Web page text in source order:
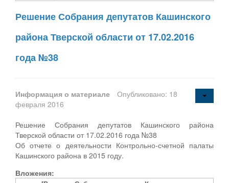
Решение Собрания депутатов Кашинского
района Тверской области от 17.02.2016
года №38
Информация о материале
Опубликовано: 18
февраля 2016
Решение Собрания депутатов Кашинского района
Тверской области от 17.02.2016 года №38
Об отчете о деятельности Контрольно-счетной палаты
Кашинского района в 2015 году.
Вложения: